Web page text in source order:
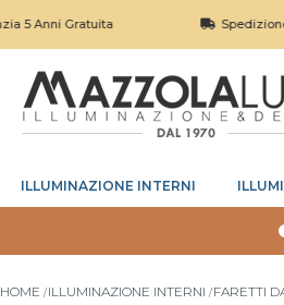
Gratuita Spedizione
ILLUMINAZIONE INTERNI
HOME ILLUMINAZIONE INTERNI FARETTI